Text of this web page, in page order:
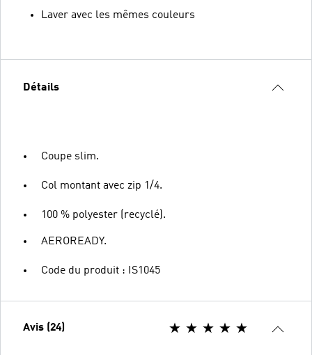
Laver avec les mêmes couleurs
Détails
Coupe slim.
Col montant avec zip 1/4.
100 % polyester (recyclé).
AEROREADY.
Code du produit : IS1045
Avis (24)